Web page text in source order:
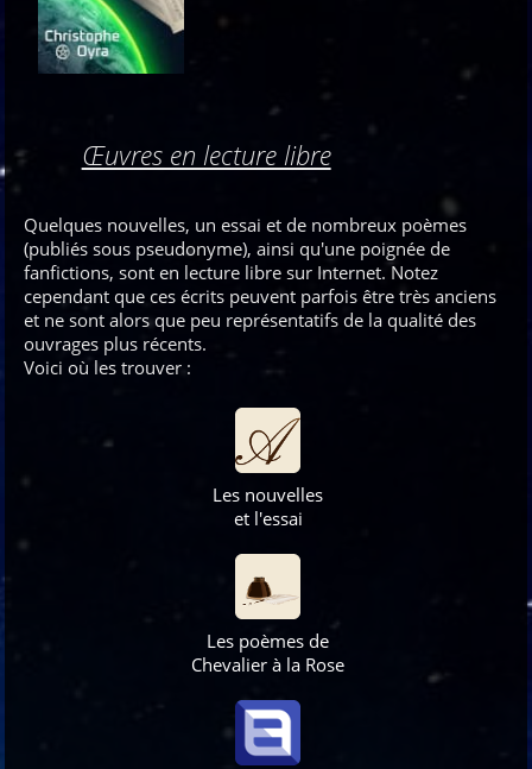
Œuvres en lecture libre
Quelques nouvelles, un essai et de nombreux poèmes
(publiés sous pseudonyme), ainsi qu'une poignée de
fanfictions, sont en lecture libre sur Internet. Notez
cependant que ces écrits peuvent parfois être très anciens
et ne sont alors que peu représentatifs de la qualité des
ouvrages plus récents.
Voici où les trouver :
Les nouvelles
et l'essai
Les poèmes de
Chevalier à la Rose